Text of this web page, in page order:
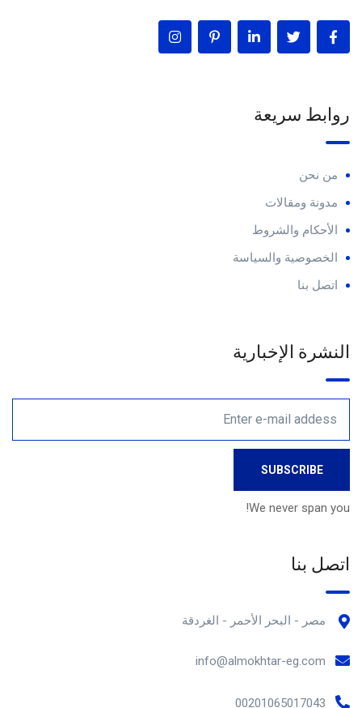
روابط سريعة
من نحن
مدونة ومقالات
الأحكام والشروط
الخصوصية والسياسة
اتصل بنا
النشرة الإخبارية
We never span you!
اتصل بنا
مصر - البحر الأحمر - الغردقة
info@almokhtar-eg.com
00201065017043